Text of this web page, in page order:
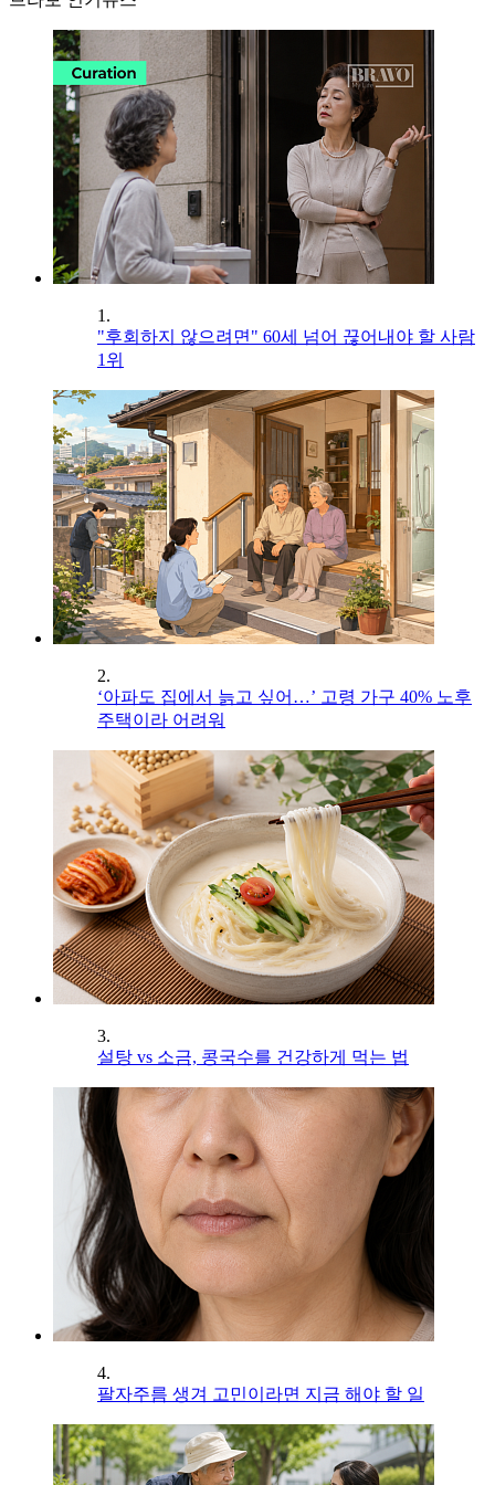
1.
"후회하지 않으려면" 60세 넘어 끊어내야 할 사람
1위
2.
‘아파도 집에서 늙고 싶어…’ 고령 가구 40% 노후
주택이라 어려워
3.
설탕 vs 소금, 콩국수를 건강하게 먹는 법
4.
팔자주름 생겨 고민이라면 지금 해야 할 일